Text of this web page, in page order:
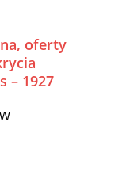
oferty
– 1927